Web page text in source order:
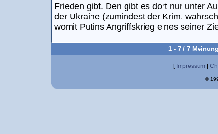
Frieden gibt. Den gibt es dort nur unter
der Ukraine (zumindest der Krim,
womit Putins Angriffskrieg eines seiner
1 - 7 / 7
[ Impressum
©